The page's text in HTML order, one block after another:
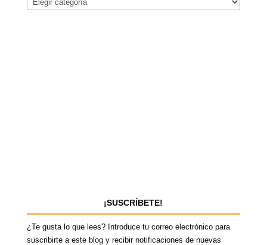
¡SUSCRÍBETE!
¿Te gusta lo que lees? Introduce tu correo electrónico para
suscribirte a este blog y recibir notificaciones de nuevas